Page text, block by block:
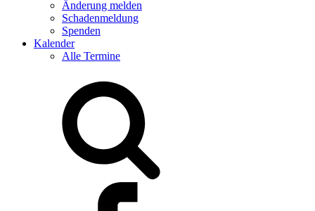
Änderung melden
Schadenmeldung
Spenden
Kalender
Alle Termine